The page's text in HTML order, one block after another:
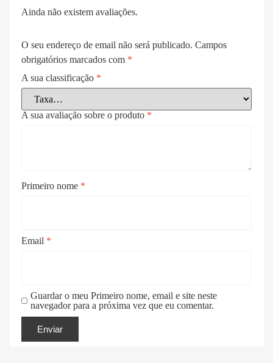
Ainda não existem avaliações.
O seu endereço de email não será publicado. Campos
obrigatórios marcados com *
A sua classificação *
A sua avaliação sobre o produto *
Primeiro nome *
Email *
Guardar o meu Primeiro nome, email e site neste
navegador para a próxima vez que eu comentar.